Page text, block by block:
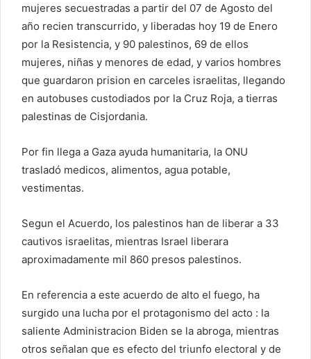
mujeres secuestradas a partir del 07 de Agosto del
año recien transcurrido, y liberadas hoy 19 de Enero
por la Resistencia, y 90 palestinos, 69 de ellos
mujeres, niñas y menores de edad, y varios hombres
que guardaron prision en carceles israelitas, llegando
en autobuses custodiados por la Cruz Roja, a tierras
palestinas de Cisjordania.
Por fin llega a Gaza ayuda humanitaria, la ONU
trasladó medicos, alimentos, agua potable,
vestimentas.
Segun el Acuerdo, los palestinos han de liberar a 33
cautivos israelitas, mientras Israel liberara
aproximadamente mil 860 presos palestinos.
En referencia a este acuerdo de alto el fuego, ha
surgido una lucha por el protagonismo del acto : la
saliente Administracion Biden se la abroga, mientras
otros señalan que es efecto del triunfo electoral y de